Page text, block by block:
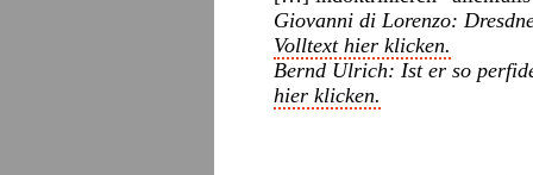
Giovanni di Lorenzo:
Volltext hier klicken.
Bernd Ulrich: Ist er so
hier klicken.